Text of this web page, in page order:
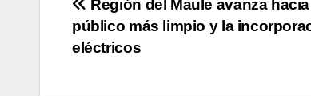
Navegación
de
Región del Maule avanza
público más limpio y la
eléctricos